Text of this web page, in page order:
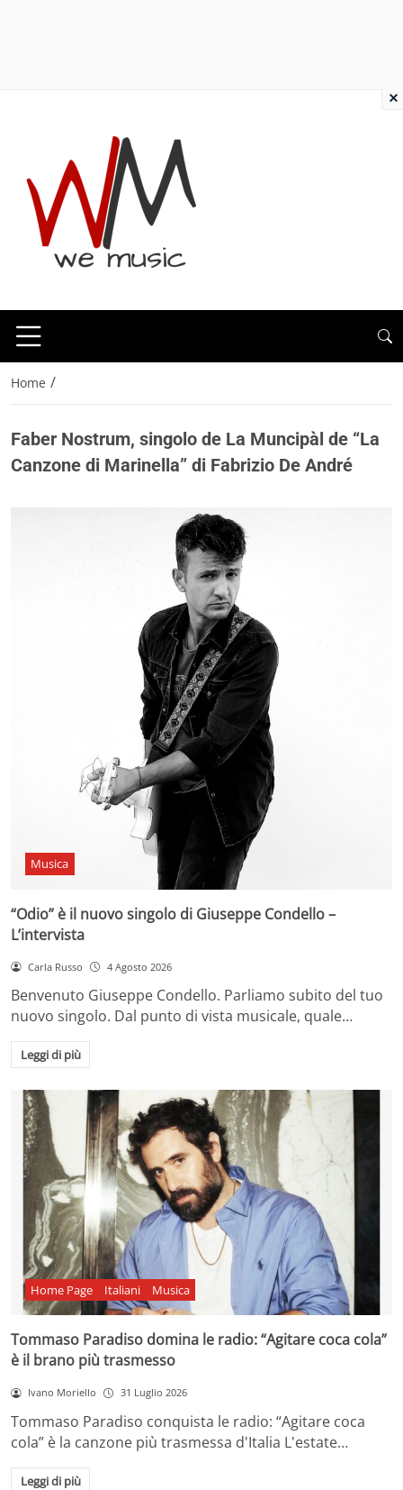
Home /
Faber Nostrum, singolo de La Muncipàl de “La
Canzone di Marinella” di Fabrizio De André
Musica
“Odio” è il nuovo singolo di Giuseppe Condello –
L’intervista
Carla Russo 4 Agosto 2026
Benvenuto Giuseppe Condello. Parliamo subito del tuo
nuovo singolo. Dal punto di vista musicale, quale…
Leggi di più
Home Page Italiani Musica
Tommaso Paradiso domina le radio: “Agitare coca cola”
è il brano più trasmesso
Ivano Moriello 31 Luglio 2026
Tommaso Paradiso conquista le radio: “Agitare coca
cola” è la canzone più trasmessa d'Italia L'estate…
Leggi di più
×